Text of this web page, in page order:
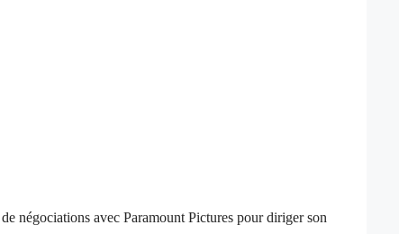
négociations avec Paramount Pictures pour diriger son